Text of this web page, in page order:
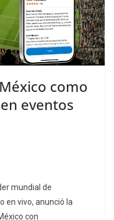
como
eventos
mundial de
en vivo, anunció la
con